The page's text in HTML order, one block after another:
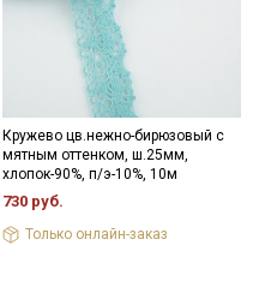
Кружево цв.нежно-бирюзовый с
мятным оттенком, ш.25мм,
хлопок-90%, п/э-10%, 10м
730 руб.
Только онлайн-заказ